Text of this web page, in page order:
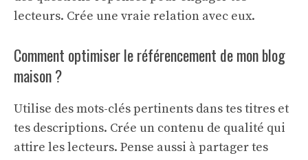
lecteurs. Crée une vraie relation avec eux.
Comment optimiser le référencement de mon blog
maison ?
Utilise des mots-clés pertinents dans tes titres et
tes descriptions. Crée un contenu de qualité qui
attire les lecteurs. Pense aussi à partager tes